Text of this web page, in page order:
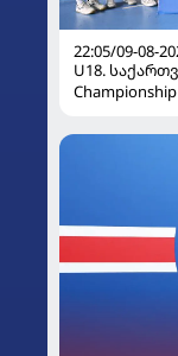
22:05/09-08-
U18.